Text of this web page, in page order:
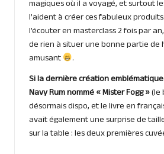
magiques où il a voyagé, et surtout
l’aident à créer ces fabuleux
l’écouter en masterclass 2 fois par
de rien à situer une bonne partie de
amusant
.
Si la dernière création
Navy Rum nommé « Mister Fogg »(le
désormais dispo, et le livre en
avait également une surprise de
sur la table : les deux premières